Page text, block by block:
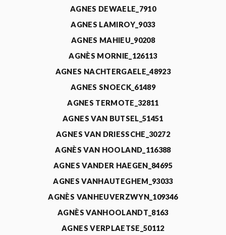
AGNES DEWAELE_7910
AGNES LAMIROY_9033
AGNES MAHIEU_90208
AGNÈS MORNIE_126113
AGNES NACHTERGAELE_48923
AGNES SNOECK_61489
AGNES TERMOTE_32811
AGNES VAN BUTSEL_51451
AGNES VAN DRIESSCHE_30272
AGNÈS VAN HOOLAND_116388
AGNES VANDER HAEGEN_84695
AGNES VANHAUTEGHEM_93033
AGNÈS VANHEUVERZWYN_109346
AGNÈS VANHOOLANDT_8163
AGNES VERPLAETSE_50112